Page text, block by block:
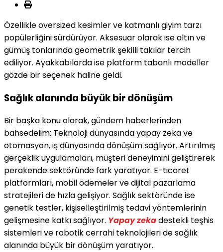
Özellikle oversized kesimler ve katmanlı giyim tarzı
popülerliğini sürdürüyor. Aksesuar olarak ise altın ve
gümüş tonlarında geometrik şekilli takılar tercih
ediliyor. Ayakkabılarda ise platform tabanlı modeller
gözde bir seçenek haline geldi.
Sağlık alanında büyük bir dönüşüm
Bir başka konu olarak, gündem haberlerinden
bahsedelim: Teknoloji dünyasında yapay zeka ve
otomasyon, iş dünyasında dönüşüm sağlıyor. Artırılmış
gerçeklik uygulamaları, müşteri deneyimini geliştirerek
perakende sektöründe fark yaratıyor. E-ticaret
platformları, mobil ödemeler ve dijital pazarlama
stratejileri de hızla gelişiyor. Sağlık sektöründe ise
genetik testler, kişiselleştirilmiş tedavi yöntemlerinin
gelişmesine katkı sağlıyor. Yapay zekadestekli teşhis
sistemleri ve robotik cerrahi teknolojileri de sağlık
alanında büyük bir dönüşüm yaratıyor.